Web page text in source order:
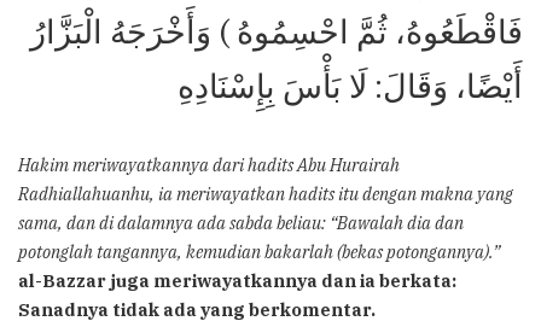
فَاقْطَعُوهُ، ثُمَّ احْسِمُوهُ ) وَأَخْرَجَهُ الْبَزَّارُ
أَيْضًا، وَقَالَ: لَا بَأْسَ بِإِسْنَادِهِ
Hakim meriwayatkannya dari hadits Abu Hurairah
Radhiallahuanhu, ia meriwayatkan hadits itu dengan makna yang
sama, dan di dalamnya ada sabda beliau: “Bawalah dia dan
potonglah tangannya, kemudian bakarlah (bekas potongannya).”
al-Bazzar juga meriwayatkannya dan ia berkata:
Sanadnya tidak ada yang berkomentar.